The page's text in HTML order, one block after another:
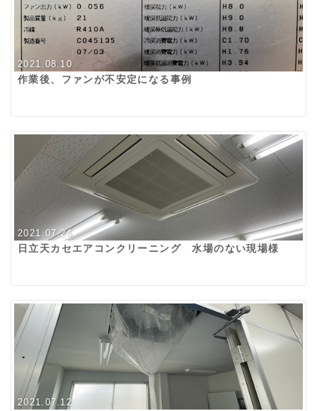
2021.08.10
作業後、ファンが不安定になる事例
2021.07.24
日立天カセエアコンクリーニング 水場のない現場様
2021.07.12